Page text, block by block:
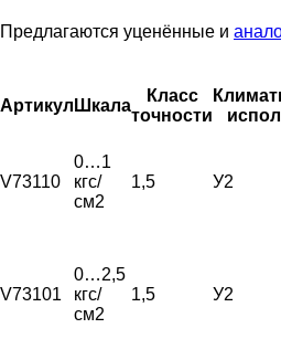
Предлагаются уценённые и
Артикул Шкала
Класс
точности
V73110
0…1
кгс/
см2
1,5 У2
V73101
0…2,5
кгс/
см2
1,5 У2